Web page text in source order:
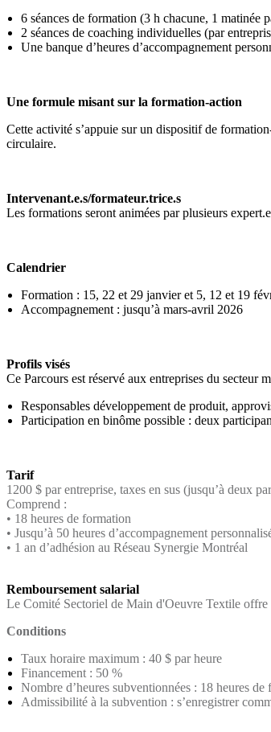
6 séances de formation (3 h chacune, 1 matinée
2 séances de coaching individuelles (par
Une banque d’heures d’accompagnement
Une formule misant sur la formation-action
Cette activité s’appuie sur un dispositif de
circulaire.
Intervenant.e.s/formateur.trice.s
Les formations seront animées par plusieurs
Calendrier
Formation : 15, 22 et 29 janvier et 5, 12 et 19
Accompagnement : jusqu’à mars-avril 2026
Profils visés
Ce Parcours est réservé aux entreprises du secteur
Responsables développement de produit,
Participation en binôme possible : deux
Tarif
​1200 $ par entreprise, taxes en sus (jusqu’à deux
Comprend :
• 18 heures de formation
• Jusqu’à 50 heures d’accompagnement
• 1 an d’adhésion au Réseau Synergie Montréal
Remboursement salarial
Le Comité Sectoriel de Main d'Oeuvre Textile offre
Conditions
Taux horaire maximum : 40 $ par heure
Financement : 50 %
Nombre d’heures subventionnées : 18 heures de
Admissibilité à la subvention : s’enregistrer